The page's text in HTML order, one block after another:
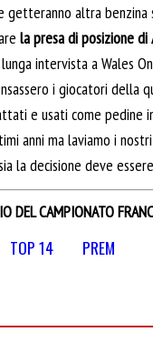
altra
la presa di posizione di
intervista a Wales
i giocatori
e usati come pedine
anni ma laviamo i
la decisione deve
DEL CAMPIONATO
TOP 14 PREM